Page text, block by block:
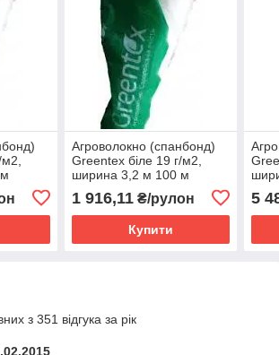
Агроволокно (спанбонд)
Greentex біле 19 г/м2,
ширина 3,2 м 100 м
1 916,11₴/рулон
Купити
5
з 351 відгука за рік